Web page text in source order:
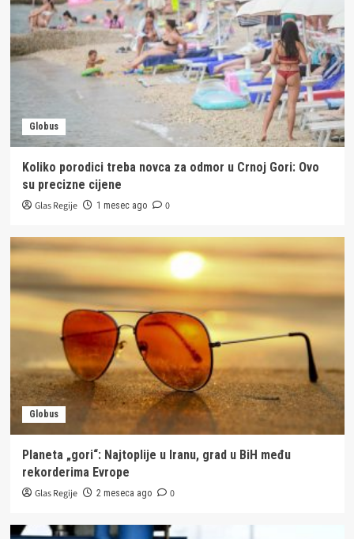
Globus
Koliko porodici treba novca za odmor u Crnoj Gori: Ovo
su precizne cijene
Glas Regije 1 mesec ago 0
Globus
Planeta „gori“: Najtoplije u Iranu, grad u BiH među
rekorderima Evrope
Glas Regije 2 meseca ago 0